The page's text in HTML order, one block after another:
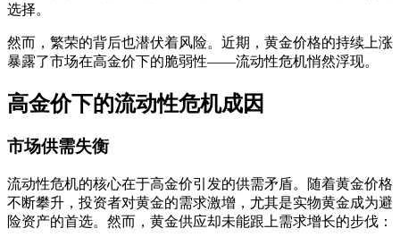
选择。
然而，繁荣的背后也潜伏着风险。近期，黄金价格的持续上涨
暴露了市场在高金价下的脆弱性——流动性危机悄然浮现。
高金价下的流动性危机成因
市场供需失衡
流动性危机的核心在于高金价引发的供需矛盾。随着黄金价格
不断攀升，投资者对黄金的需求激增，尤其是实物黄金成为避
险资产的首选。然而，黄金供应却未能跟上需求增长的步伐：